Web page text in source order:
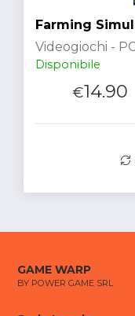
Farming
Videogiochi -
Disponibile
€14.90
GAME WARP
BY POWER GAME SRL